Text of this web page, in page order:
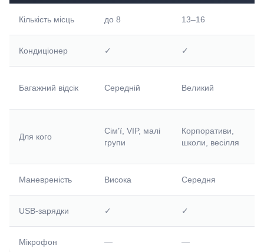
Кількість місць до 8 13–16
Кондиціонер ✓ ✓
Багажний відсік Середній Великий
Для кого
Сім'ї, VIP, малі
групи
Корпоративи,
школи, весілля
Маневреність Висока Середня
USB-зарядки ✓ ✓
Мікрофон — —